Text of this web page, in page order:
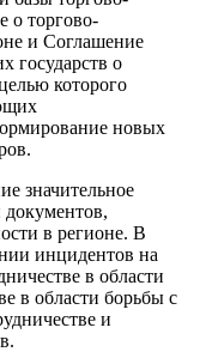
о торгово-
и Соглашение
государств о
которого
новых
значительное
в регионе. В
инцидентов на
в области
в области борьбы с
и